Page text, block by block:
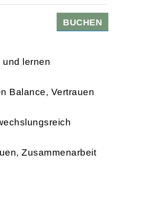
BUCHEN
lernen
Balance, Vertrauen
Zusammenarbeit